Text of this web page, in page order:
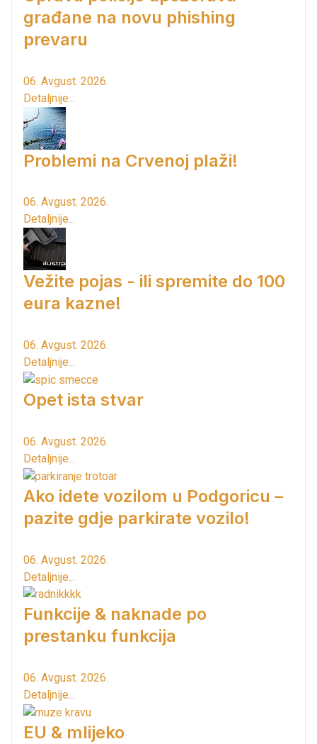
građane na novu phishing
prevaru
06. Avgust. 2026.
Detaljnije...
Problemi na Crvenoj plaži!
06. Avgust. 2026.
Detaljnije...
Vežite pojas - ili spremite do 100
eura kazne!
06. Avgust. 2026.
Detaljnije...
Opet ista stvar
06. Avgust. 2026.
Detaljnije...
Ako idete vozilom u Podgoricu –
pazite gdje parkirate vozilo!
06. Avgust. 2026.
Detaljnije...
Funkcije & naknade po
prestanku funkcija
06. Avgust. 2026.
Detaljnije...
EU & mlijeko